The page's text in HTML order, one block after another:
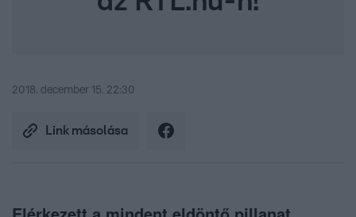
2018. december 15. 22:30
Link másolása